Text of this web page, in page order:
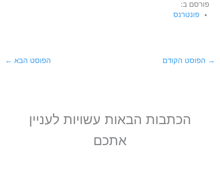
פורסם ב:
פונטרנס
→ הפוסט הקודם הפוסט הבא ←
הכתבות הבאות עשויות לעניין
אתכם